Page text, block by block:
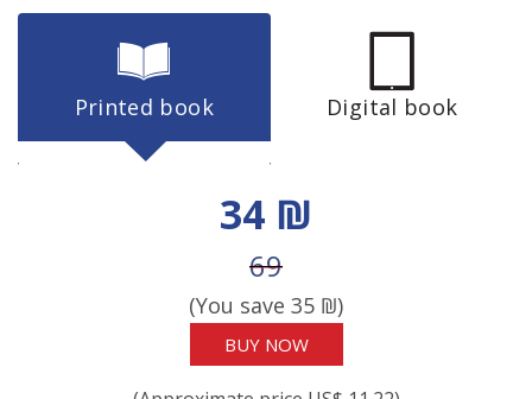
Printed book Digital book
Discount price
34 ₪
Price before discount
69
(You save 35 ₪)
BUY NOW